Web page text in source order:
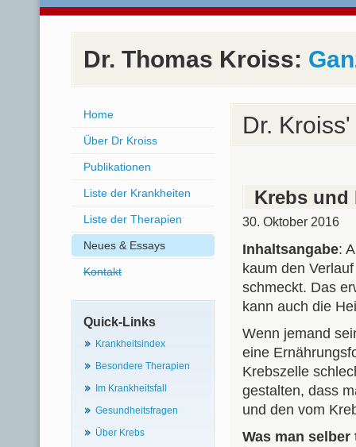
Dr. Thomas Kroiss:
Home
Über Dr Kroiss
Publikationen
Liste der Krankheiten
Liste der Therapien
Neues & Essays
Kontakt
Quick-Links
Krankheitsindex
Besondere Therapien
Im Krankheitsfall
Gesundheitsfragen
Über Krebs
Dr.
Krebs und
30. Oktober 2016
Inhaltsangabe:
kaum den
schmeckt. Das
kann auch die
Wenn jemand
eine
Krebszelle
gestalten, dass
und den vom
Was man